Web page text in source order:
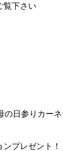
覧下さい
の日参りカー
プレゼント！